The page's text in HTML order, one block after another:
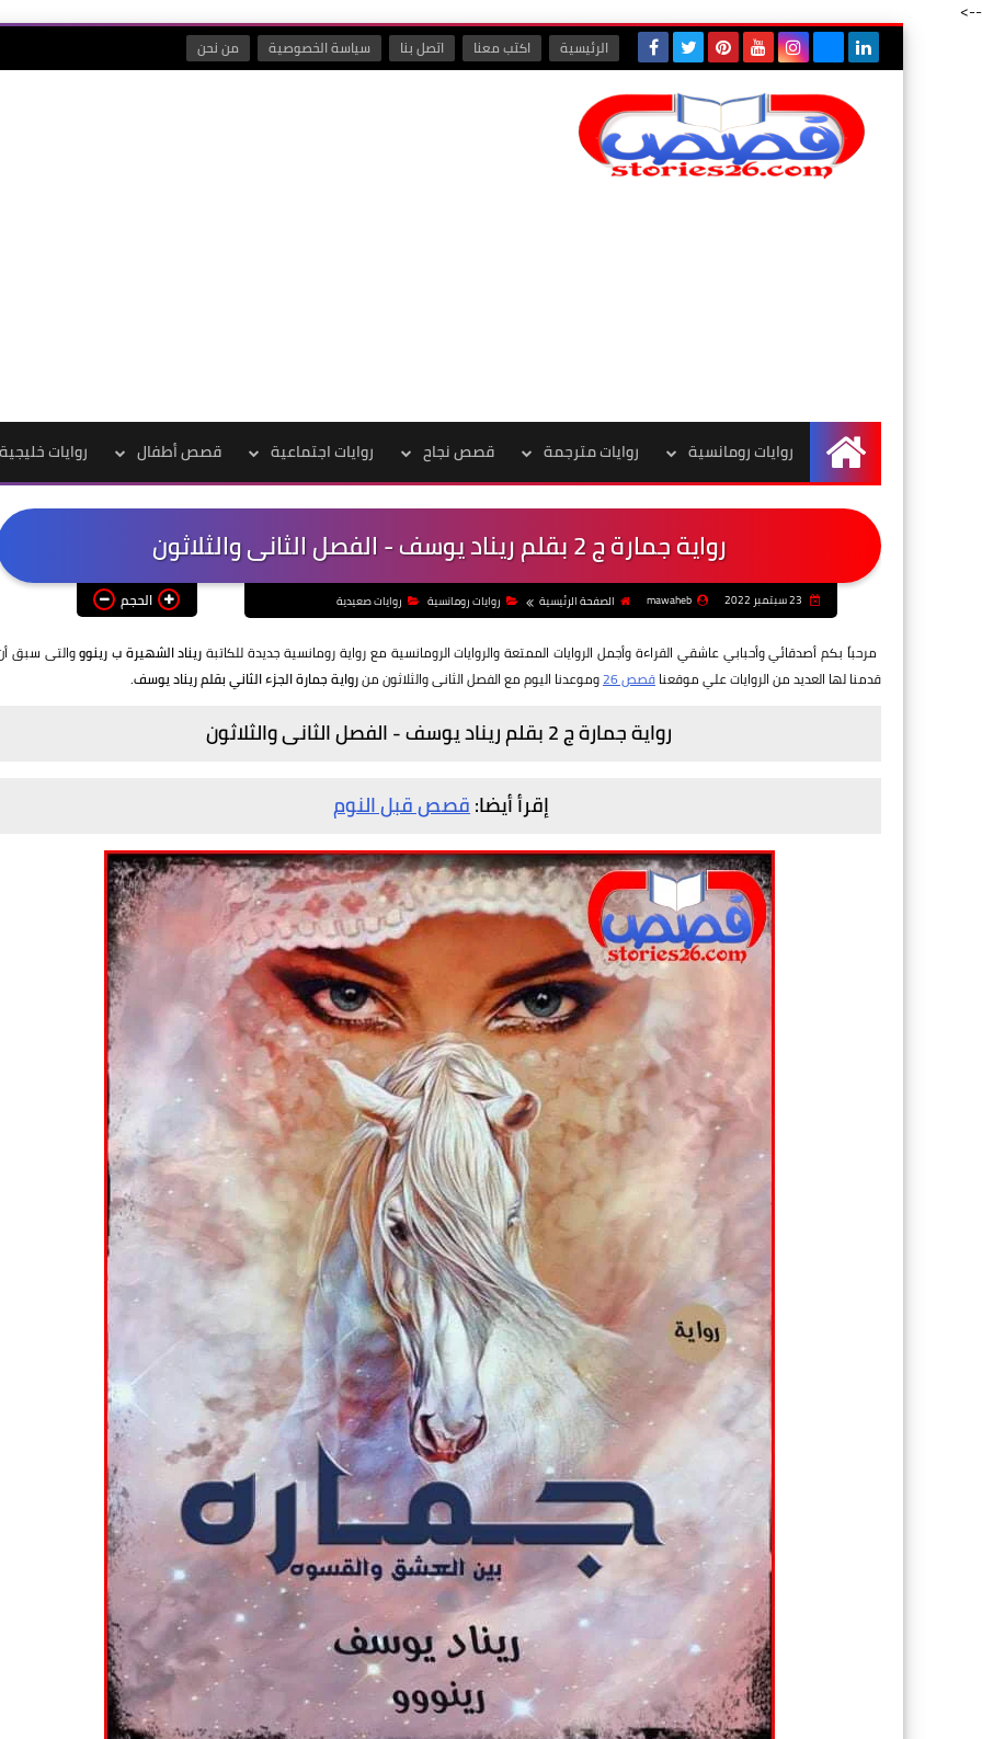
-->
الرئيسية اكتب معنا اتصل بنا سياسة الخصوصية من نحن
الرئيسية
روايات رومانسية روايات مترجمة قصص نجاح روايات اجتماعية قصص أطفال روايات خليجية
رواية جمارة ج 2 بقلم ريناد يوسف - الفصل الثانى والثلاثون
mawaheb الصفحة الرئيسية روايات رومانسية روايات صعيدية الحجم
مرحباً بكم أصدقائي وأحبابي عاشقي القراءة وأجمل الروايات الممتعة والروايات الرومانسية مع رواية رومانسية جديدة للكاتبةريناد الشهيرة ب رينوووالتى سبق
قدمنا لها العديد من الرواياتعلي موقعناقصص 26 وموعدنا اليوم مع الفصل الثانى والثلاثون منرواية جمارة الجزء الثاني بقلم ريناد يوسف.
رواية جمارة ج 2 بقلم ريناد يوسف - الفصل الثانى والثلاثون
إقرأ أيضا:قصص قبل النوم